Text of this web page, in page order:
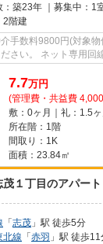
：築23年 ｜募集中： 1
2階建
介手数料9800円(対象
さい。 ネット専用回
7.7万円
(管理費・共益費
敷：0ヶ月｜礼：1.5ヶ
所在階：1階
間取り：1K
面積：23.84㎡
茂１丁目のアパート
「志茂 」駅 徒歩5分
北線 「赤羽 」駅 徒歩11